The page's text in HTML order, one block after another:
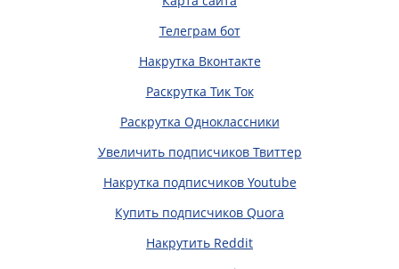
Телеграм бот
Накрутка Вконтакте
Раскрутка Тик Ток
Раскрутка Одноклассники
Увеличить подписчиков Твиттер
Накрутка подписчиков Youtube
Купить подписчиков Quora
Накрутить Reddit